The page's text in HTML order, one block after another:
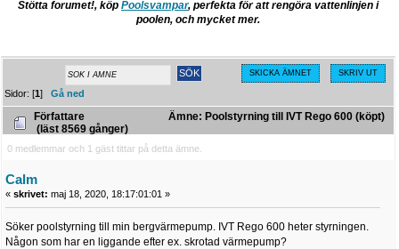
Stötta forumet!, köp Poolsvampar, perfekta för att rengöra vattenlinjen i
poolen, och mycket mer.
SKICKA ÄMNET SKRIV UT
Sidor: [1]Gå ned
Författare
Ämne: Poolstyrning till IVT Rego 600 (köpt)
(läst 8569 gånger)
0 medlemmar och 1 gäst tittar på detta ämne.
Calm
« skrivet: maj 18, 2020, 18:17:01:01 »
Söker poolstyrning till min bergvärmepump. IVT Rego 600 heter styrningen.
Någon som har en liggande efter ex. skrotad värmepump?